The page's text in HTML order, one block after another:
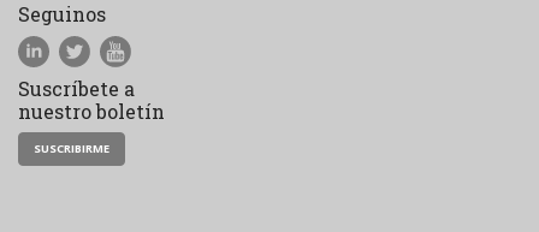
Seguinos
Suscríbete a
nuestro boletín
SUSCRIBIRME